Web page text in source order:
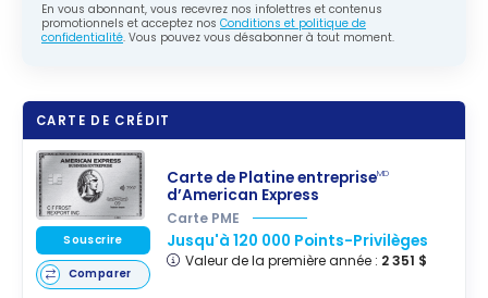
En vous abonnant, vous recevrez nos infolettres et contenus
promotionnels et acceptez nos Conditions et politique de
confidentialité. Vous pouvez vous désabonner à tout moment.
CARTE DE CRÉDIT
Carte de Platine entrepriseMD
d’American Express
Carte PME
Jusqu'à 120 000 Points-Privilèges
Valeur de la première année : 2 351 $
Souscrire
Comparer